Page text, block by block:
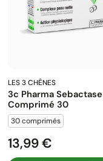
LES 3 CHÊNES
3c Pharma Sebactase
Comprimé 30
30 comprimés
Prix
13,99 €